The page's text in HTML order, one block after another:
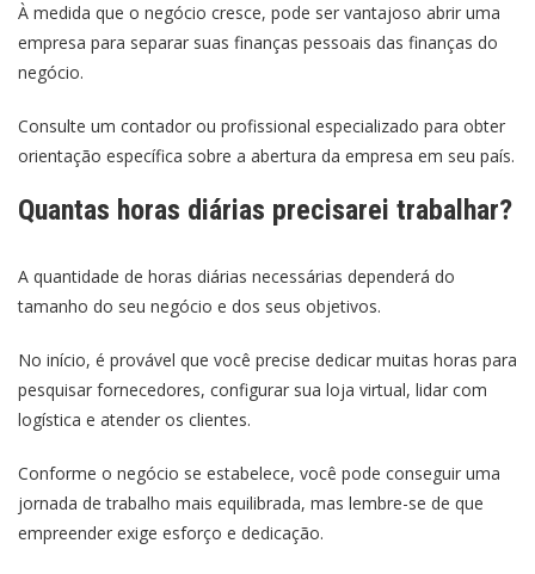
À medida que o negócio cresce, pode ser vantajoso abrir uma
empresa para separar suas finanças pessoais das finanças do
negócio.
Consulte um contador ou profissional especializado para obter
orientação específica sobre a abertura da empresa em seu país.
Quantas horas diárias precisarei trabalhar?
A quantidade de horas diárias necessárias dependerá do
tamanho do seu negócio e dos seus objetivos.
No início, é provável que você precise dedicar muitas horas para
pesquisar fornecedores, configurar sua loja virtual, lidar com
logística e atender os clientes.
Conforme o negócio se estabelece, você pode conseguir uma
jornada de trabalho mais equilibrada, mas lembre-se de que
empreender exige esforço e dedicação.